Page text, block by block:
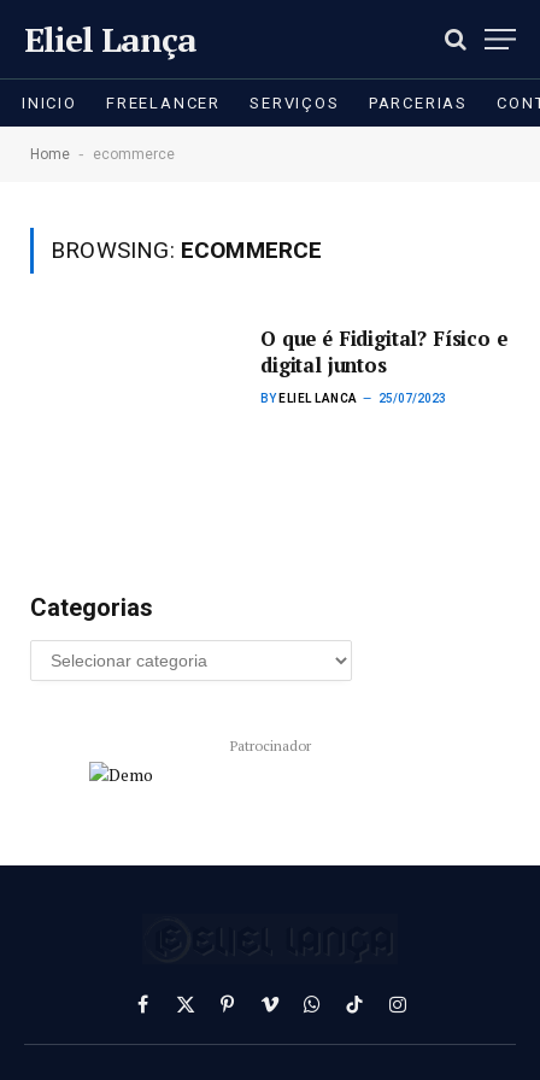
Eliel Lança
INICIO FREELANCER SERVIÇOS PARCERIAS
Home - ecommerce
BROWSING: ECOMMERCE
O que é Fidigital? Físico e
digital juntos
BY ELIEL LANCA 25/07/2023
Categorias
Patrocinador
Facebook
X
(Twitter)
PinterestVimeoWhatsApp
TikTokInstagram